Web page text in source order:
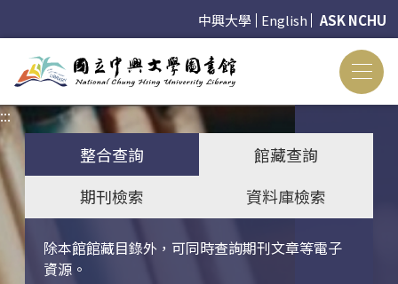
中興大學 English ASK NCHU
:::
整合查詢
館藏查詢
期刊檢索
資料庫檢索
除本館館藏目錄外，可同時查詢期刊文章等電子
資源。
關鍵字搜尋